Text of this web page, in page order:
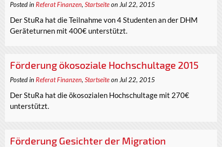
Posted in Referat Finanzen, Startseiteon Jul 22, 2015
Der StuRa hat die Teilnahme von 4 Studenten an der DHM
Geräteturnen mit 400€ unterstützt.
Förderung ökosoziale Hochschultage 2015
Posted inReferat Finanzen, Startseiteon Jul 22, 2015
Der StuRa hat die ökosozialen Hochschultage mit 270€
unterstützt.
Förderung Gesichter der Migration